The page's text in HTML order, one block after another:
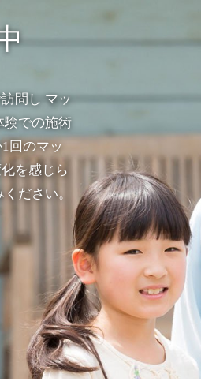
問し マッ
験での施術
回のマッ
を感じら
ださい。